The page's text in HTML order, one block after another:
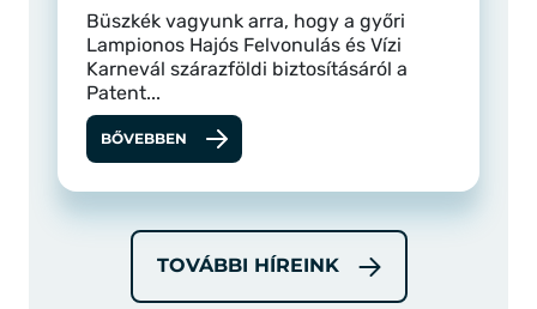
Büszkék vagyunk arra, hogy a győri
Lampionos Hajós Felvonulás és Vízi
Karnevál szárazföldi biztosításáról a
Patent...
BŐVEBBEN
TOVÁBBI HÍREINK